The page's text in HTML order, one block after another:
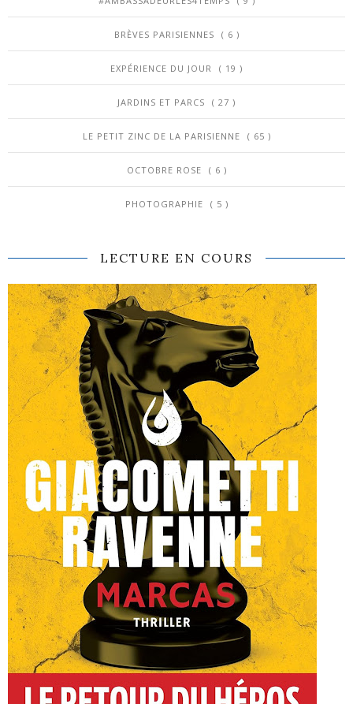
BRÈVES PARISIENNES ( 6 )
EXPÉRIENCE DU JOUR ( 19 )
JARDINS ET PARCS ( 27 )
LE PETIT ZINC DE LA PARISIENNE ( 65 )
OCTOBRE ROSE ( 6 )
PHOTOGRAPHIE ( 5 )
LECTURE EN COURS